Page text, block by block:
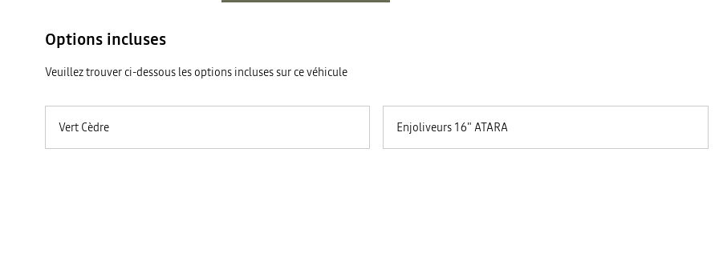
Options incluses
Veuillez trouver ci-dessous les options incluses sur ce véhicule
Vert Cèdre Enjoliveurs 16" ATARA